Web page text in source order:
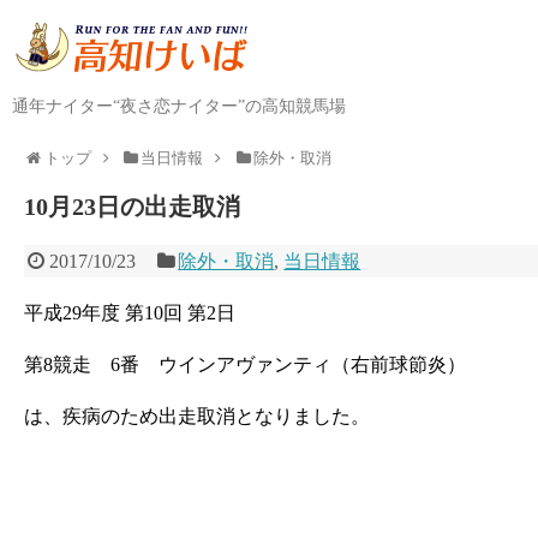
通年ナイター“夜さ恋ナイター”の高知競馬場
トップ 当日情報 除外・取消
10月23日の出走取消
2017/10/23 除外・取消, 当日情報
平成29年度 第10回 第2日
第8競走 6番 ウインアヴァンティ（右前球節炎）
は、疾病のため出走取消となりました。